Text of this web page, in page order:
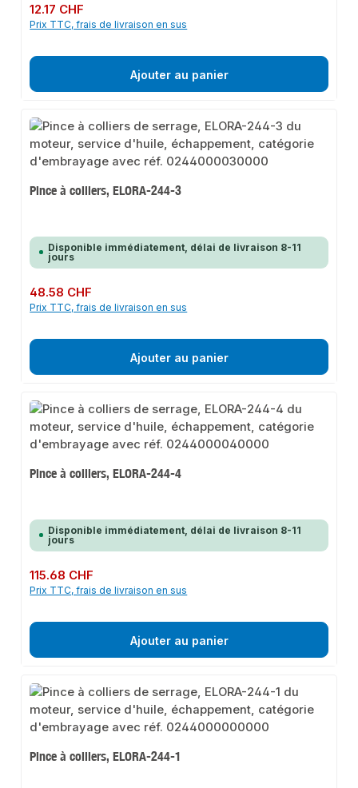
Prix régulier :
12.17 CHF
Prix TTC, frais de livraison en sus
Ajouter au panier
Pince à colliers, ELORA-244-3
Disponible immédiatement, délai de livraison 8-11
jours
Prix régulier :
48.58 CHF
Prix TTC, frais de livraison en sus
Ajouter au panier
Pince à colliers, ELORA-244-4
Disponible immédiatement, délai de livraison 8-11
jours
Prix régulier :
115.68 CHF
Prix TTC, frais de livraison en sus
Ajouter au panier
Pince à colliers, ELORA-244-1